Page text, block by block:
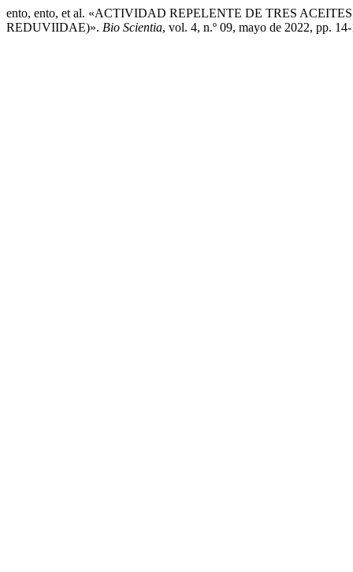
ento, ento, et al. «ACTIVIDAD REPELENTE DE TRES
REDUVIIDAE)». Bio Scientia, vol. 4, n.º 09, mayo de 2022, pp.